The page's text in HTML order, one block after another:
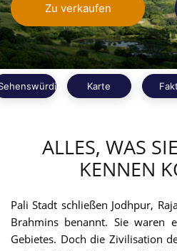
Zu verkaufen
Karte
ALLES, WAS
KENNEN
Pali Stadt schließen Jodhpur,
Brahmins benannt. Sie waren
Gebietes. Doch die Zivilisation